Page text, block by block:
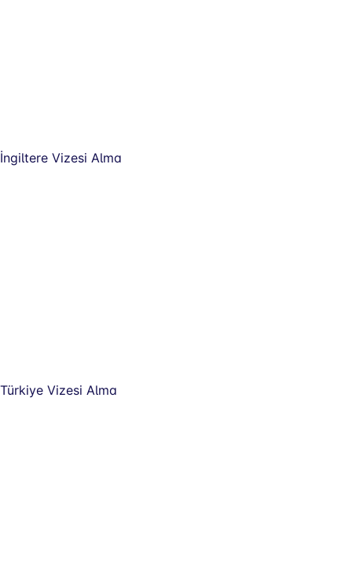
İngiltere Vizesi Alma
Türkiye Vizesi Alma